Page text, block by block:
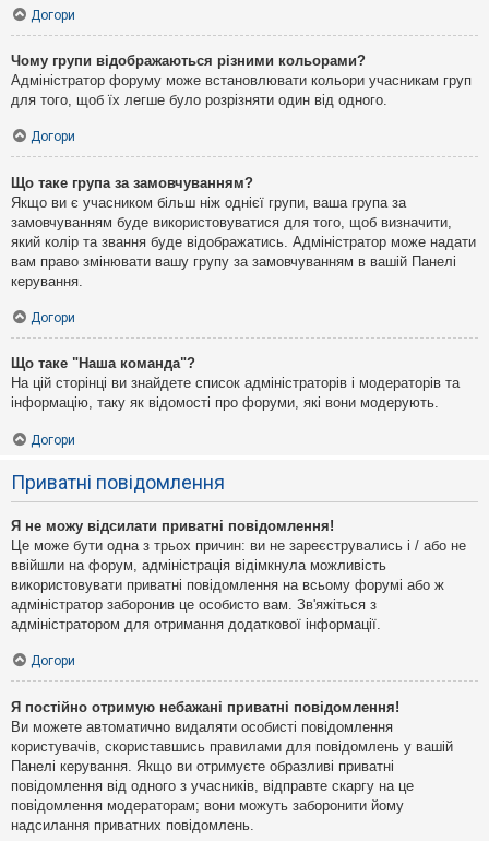
Догори
Чому групи відображаються різними кольорами?
Адміністратор форуму може встановлювати кольори учасникам груп
для того, щоб їх легше було розрізняти один від одного.
Догори
Що таке група за замовчуванням?
Якщо ви є учасником більш ніж однієї групи, ваша група за
замовчуванням буде використовуватися для того, щоб визначити,
який колір та звання буде відображатись. Адміністратор може надати
вам право змінювати вашу групу за замовчуванням в вашій Панелі
керування.
Догори
Що таке "Наша команда"?
На цій сторінці ви знайдете список адміністраторів і модераторів та
інформацію, таку як відомості про форуми, які вони модерують.
Догори
Приватні повідомлення
Я не можу відсилати приватні повідомлення!
Це може бути одна з трьох причин: ви не зареєструвались і / або не
ввійшли на форум, адміністрація відімкнула можливість
використовувати приватні повідомлення на всьому форумі або ж
адміністратор заборонив це особисто вам. Зв'яжіться з
адміністратором для отримання додаткової інформації.
Догори
Я постійно отримую небажані приватні повідомлення!
Ви можете автоматично видаляти особисті повідомлення
користувачів, скориставшись правилами для повідомлень у вашій
Панелі керування. Якщо ви отримуєте образливі приватні
повідомлення від одного з учасників, відправте скаргу на це
повідомлення модераторам; вони можуть заборонити йому
надсилання приватних повідомлень.